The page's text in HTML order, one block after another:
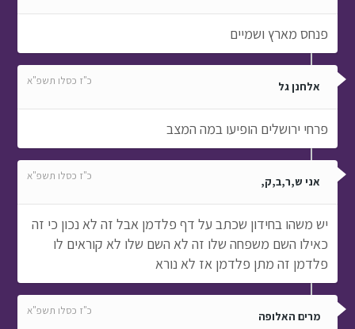
פנחס מארץ ושמיים
אלחנן גל כ"ז כסלו תשפ"א
פרחי ירושלים הופיעו במה המצב
אני ש,ר,ב,ק, כ"ז כסלו תשפ"א
יש משהו בחידון שכתב על דף פלדמן אבל זה לא נכון כי זה
כאילו השם משפחה שלו זה לא השם שלו לא קוראים לו
פלדמן זה מתן פלדמן אז לא נורא
מרים האלופה כ"ז כסלו תשפ"א